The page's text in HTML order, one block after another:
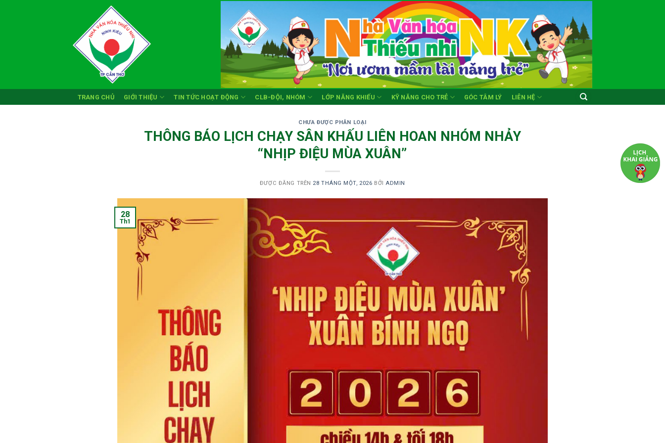
TRANG CHỦ GIỚI THIỆU TIN TỨC HOẠT ĐỘNG CLB-ĐỘI, NHÓM LỚP NĂNG KHIẾU KỸ NĂNG CHO TRẺ GÓC TÂM LÝ LIÊN HỆ
CHƯA ĐƯỢC PHÂN LOẠI
THÔNG BÁO LỊCH CHẠY SÂN KHẤU LIÊN HOAN NHÓM NHẢY
“NHỊP ĐIỆU MÙA XUÂN”
ĐƯỢC ĐĂNG TRÊN 28 THÁNG MỘT, 2026 BỞI ADMIN
28
Th1